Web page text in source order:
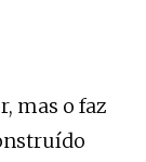
mas o faz